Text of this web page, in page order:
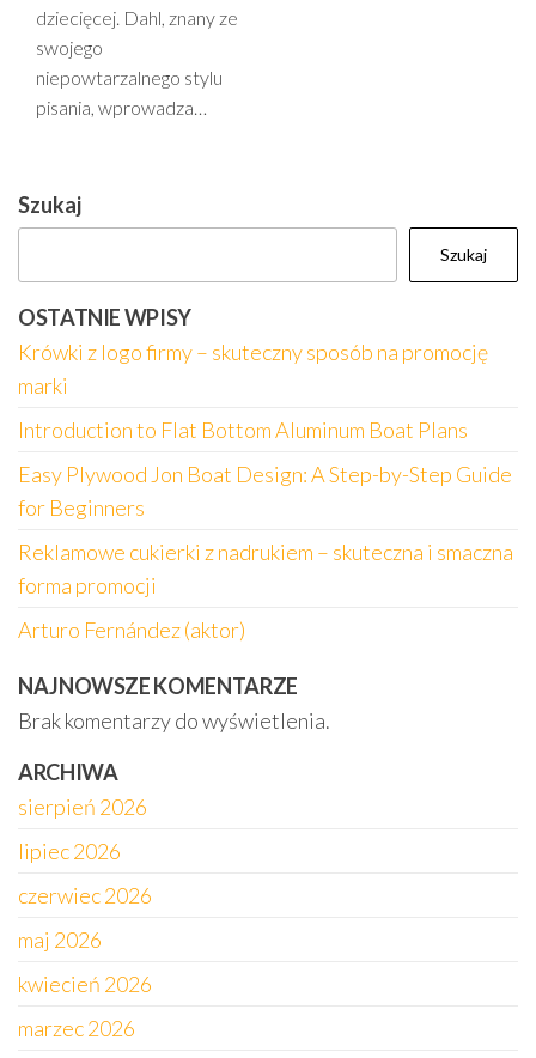
dziecięcej. Dahl, znany ze
swojego
niepowtarzalnego stylu
pisania, wprowadza…
Szukaj
Szukaj
OSTATNIE WPISY
Krówki z logo firmy – skuteczny sposób na promocję
marki
Introduction to Flat Bottom Aluminum Boat Plans
Easy Plywood Jon Boat Design: A Step-by-Step Guide
for Beginners
Reklamowe cukierki z nadrukiem – skuteczna i smaczna
forma promocji
Arturo Fernández (aktor)
NAJNOWSZE KOMENTARZE
Brak komentarzy do wyświetlenia.
ARCHIWA
sierpień 2026
lipiec 2026
czerwiec 2026
maj 2026
kwiecień 2026
marzec 2026